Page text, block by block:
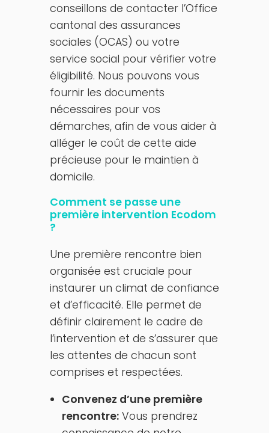
conseillons de contacter l’Office
cantonal des assurances
sociales (OCAS) ou votre
service social pour vérifier votre
éligibilité. Nous pouvons vous
fournir les documents
nécessaires pour vos
démarches, afin de vous aider à
alléger le coût de cette aide
précieuse pour le maintien à
domicile.
Comment se passe une
première intervention Ecodom
?
Une première rencontre bien
organisée est cruciale pour
instaurer un climat de confiance
et d’efficacité. Elle permet de
définir clairement le cadre de
l’intervention et de s’assurer que
les attentes de chacun sont
comprises et respectées.
Convenez d’une première
rencontre:Vous prendrez